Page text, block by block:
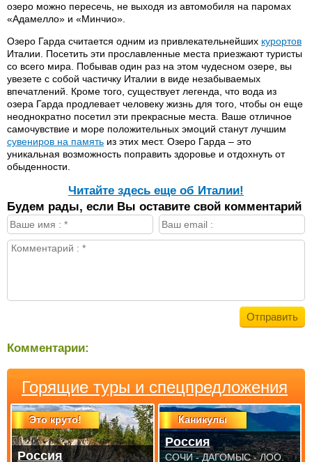
озеро можно пересечь, не выходя из автомобиля на паромах
«Адамелло» и «Минчио».
Озеро Гарда считается одним из привлекательнейших курортов
Италии. Посетить эти прославленные места приезжают туристы
со всего мира. Побывав один раз на этом чудесном озере, вы
увезете с собой частичку Италии в виде незабываемых
впечатлений. Кроме того, существует легенда, что вода из
озера Гарда продлевает человеку жизнь для того, чтобы он еще
неоднократно посетил эти прекрасные места. Ваше отличное
самочувствие и море положительных эмоций станут лучшим
сувениров на память из этих мест. Озеро Гарда – это
уникальная возможность поправить здоровье и отдохнуть от
обыденности.
Читайте здесь еще об Италии!
Будем рады, если Вы оставите свой комментарий
Комментарии:
Горящие туры и спецпредложения
Это круто!
Россия
Каникулы
Россия
СОЧИ - ДАГОМЫС - ЛОО.